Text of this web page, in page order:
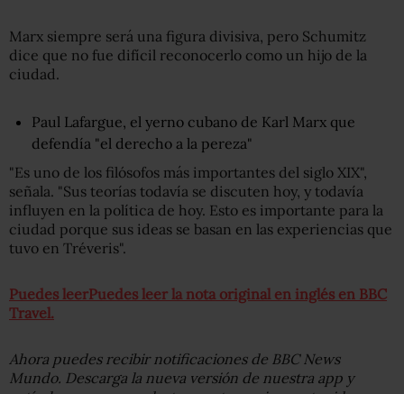
Marx siempre será una figura divisiva, pero Schumitz
dice que no fue difícil reconocerlo como un hijo de la
ciudad.
Paul Lafargue, el yerno cubano de Karl Marx que
defendía "el derecho a la pereza"
"Es uno de los filósofos más importantes del siglo XIX",
señala. "Sus teorías todavía se discuten hoy, y todavía
influyen en la política de hoy. Esto es importante para la
ciudad porque sus ideas se basan en las experiencias que
tuvo en Tréveris".
Puedes leerPuedes leer la nota original en inglés en BBC
Travel.
Ahora puedes recibir notificaciones de BBC News
Mundo. Descarga la nueva versión de nuestra app y